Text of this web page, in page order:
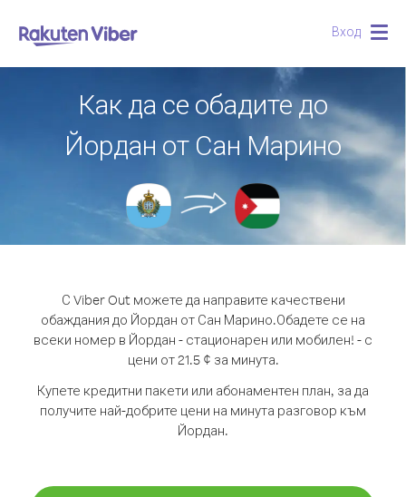
Вход
Как да се обадите до
Йордан от Сан Марино
С Viber Out можете да направите качествени
обаждания до Йордан от Сан Марино.Обадете се на
всеки номер в Йордан - стационарен или мобилен! - с
цени от 21.5 ¢ за минута.
Купете кредитни пакети или абонаментен план, за да
получите най-добрите цени на минута разговор към
Йордан.